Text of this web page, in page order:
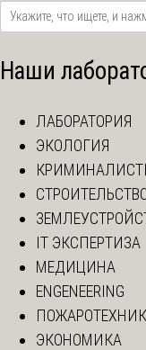
Наши
ЛАБОРАТОРИЯ
ЭКОЛОГИЯ
IT ЭКСПЕРТИЗА
МЕДИЦИНА
ENGENEERING
ЭКОНОМИКА